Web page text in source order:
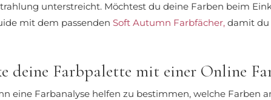
unterstreicht. Möchtest du deine Farben beim
mit dem passenden Soft Autumn Farbfächer, damit du
deine Farbpalette mit einer Online
eine Farbanalyse helfen zu bestimmen, welche Farben